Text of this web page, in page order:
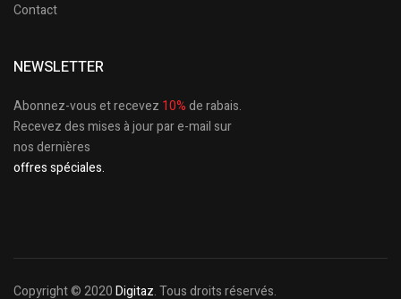
Contact
NEWSLETTER
Abonnez-vous et recevez 10%de rabais.
Recevez des mises à jour par e-mail sur
nos dernières
offres spéciales.
Copyright © 2020Digitaz. Tous droits réservés.